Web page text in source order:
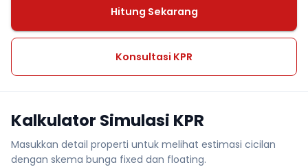
Hitung Sekarang
Konsultasi KPR
Kalkulator Simulasi KPR
Masukkan detail properti untuk melihat estimasi cicilan
dengan skema bunga fixed dan floating.